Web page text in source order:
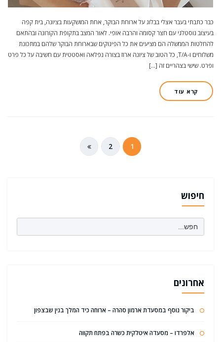
כבר כתבתי בעבר אצלי בבלוג על ארוחת הבוקר, אחת המושקעות בציונה, בית קפה
בעיצוב נוסטלגי עם חצר קסומה והרבה אופי. לאור המצב בתקופת הקורונה ובהתאם
להחלטות הממשלה הם מציעים את כל הפינוקים שבארוחת הבוקר שלהם במתכונת
משלוחים ו-T/A, כל הטוב של ציונה ארוז בצורה נפלאה ואסטטית עם חשיבה על כל פרט
ופרט. שישי בצהריים זה […]
קרא עוד
1
2
חיפוש
Search
for:
אחרונים
ביקור נוסף במסעדת ארמון סהרה – ארוחה כיד המלך בנין שבצפון
אלפרדו – מסעדה איטלקית כשרה בפתח תקווה